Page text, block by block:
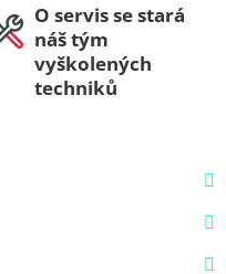
O servis se stará
náš tým
vyškolených
techniků